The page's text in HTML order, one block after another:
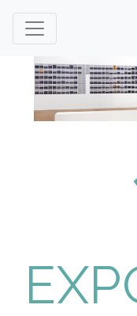
Panneau de gestion